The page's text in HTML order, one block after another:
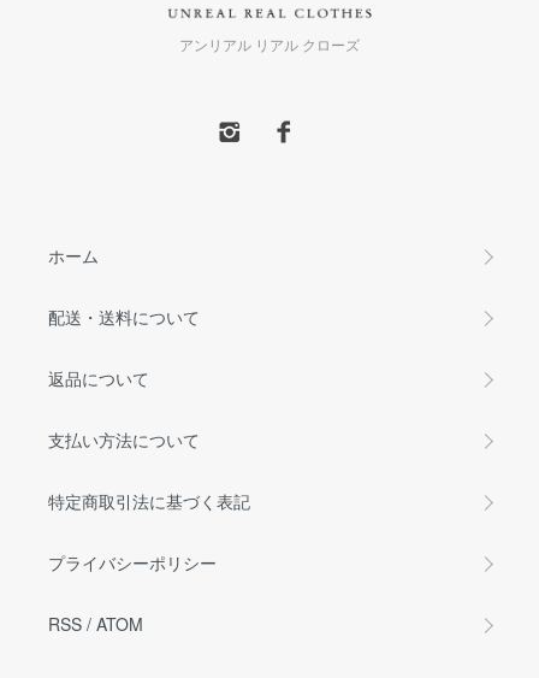
アンリアル リアル クローズ
ホーム
配送・送料について
返品について
支払い方法について
特定商取引法に基づく表記
プライバシーポリシー
RSS / ATOM